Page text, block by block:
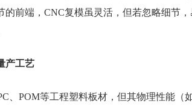
的前端，CNC复模虽灵活，但若忽略细节
产工艺
POM等工程塑料板材，但其物理性能（